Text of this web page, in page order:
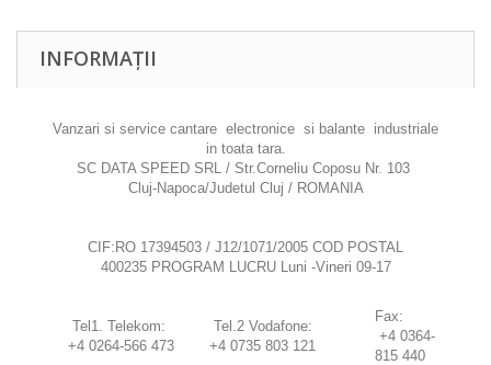
INFORMAȚII
Vanzari si service cantare electronice si balante industriale
in toata tara.
SC DATA SPEED SRL / Str.Corneliu Coposu Nr. 103
Cluj-Napoca/Judetul Cluj / ROMANIA
CIF:RO 17394503 / J12/1071/2005 COD POSTAL
400235 PROGRAM LUCRU Luni -Vineri 09-17
Tel1. Telekom:
+4 0264-566 473
Tel.2 Vodafone:
+4 0735 803 121
Fax:
+4 0364-
815 440